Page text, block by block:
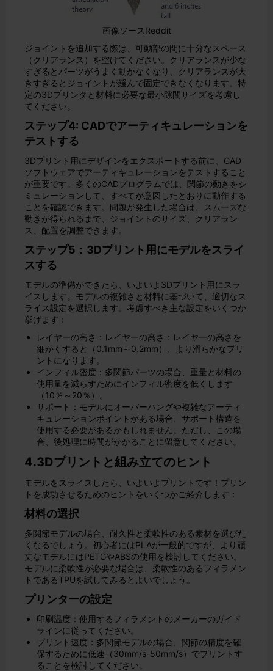
画像ソースReddit
ジョイントを追加する際は、可動部の間に十分なスペース
（クリアランス）を空けてください。クリアランスが少な
すぎるとパーツがうまく動かなくなり、クリアランスが大
きすぎるとジョイントが緩んで固定できなくなります。特
定の3Dプリンタと材料に必要な最小隙間サイズを考慮し
てください。
ステップ4: CADでアーティキュレーションを
テストする
3Dプリント用にデザインをエクスポートする前に、CAD
ソフトウェアでアーティキュレーションをテストすること
が重要です。多くのCADプログラムでは、関節の動きをシ
ミュレーションして、すべてが意図したとおりに動作する
ことを確認できます。問題が発生した場合は、スムーズな
動きが得られるまで、ジョイントのサイズ、クリアラン
ス、配置を調整できます。
ステップ5：3Dプリント用にモデルをスライ
スする
モデルの準備ができたら、いよいよ3Dプリント用にスラ
イスします。モデルの複雑さと材料に基づいて、適切なス
ライス設定を選択します。考慮すべき主な設定をいくつか
挙げます：
レイヤーの高さ：レイヤーの高さ：レイヤーの高さを
細かくすると（0.1mm～0.2mm）、より滑らかなプリ
ントになります。
インフィル密度：多関節パーツの場合、重量と材料の
使用量を減らすためにインフィル密度を低くします
（10％～20％）。
サポート：モデルにオーバーハングや複雑なアーティ
キュレーションポイントがある場合、サポート構造を
使用する必要があるかもしれません。ただし、この場
合、後処理に時間がかかることに留意してください。
4.3Dプリントと組み立てのヒント
モデルをスライスしたら、いよいよプリントです！プリン
トを成功させるためのヒントをいくつかご紹介します：
材料の選択
多関節モデルの場合、耐久性と柔軟性のある素材を選びた
くなるでしょう。初心者にはPLAが一般的ですが、より頑
丈なモデルにはPETGやABSの使用を検討してください。
モデルに柔軟性が必要な場合は、柔軟性のあるフィラメン
トであるTPUを試してみるとよいでしょう。
プリンターの設定
印刷温度：使用するフィラメントのメーカーのガイド
ラインに従ってください。
プリント速度：多関節モデルの場合、関節の精度を確
保するために低速（30mm/s-50mm/s）でプリントす
ることを検討してください。